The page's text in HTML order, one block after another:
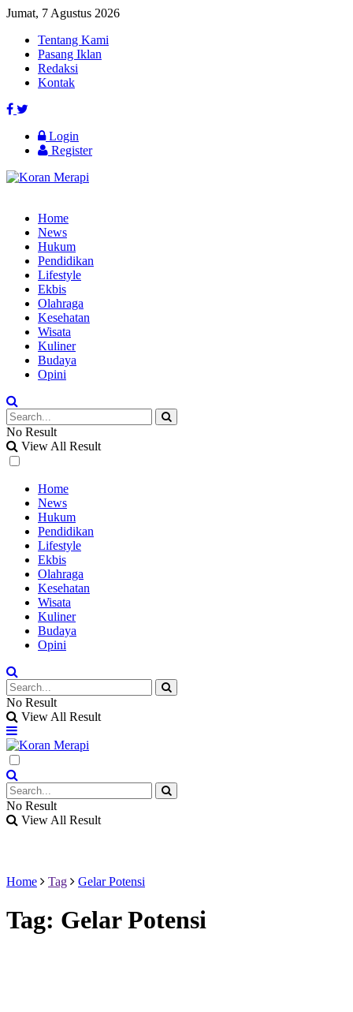
Jumat, 7 Agustus 2026
Tentang Kami
Pasang Iklan
Redaksi
Kontak
Login
Register
Home
News
Hukum
Pendidikan
Lifestyle
Ekbis
Olahraga
Kesehatan
Wisata
Kuliner
Budaya
Opini
No Result
View All Result
Home
News
Hukum
Pendidikan
Lifestyle
Ekbis
Olahraga
Kesehatan
Wisata
Kuliner
Budaya
Opini
No Result
View All Result
No Result
View All Result
Home Tag Gelar Potensi
Tag: Gelar Potensi